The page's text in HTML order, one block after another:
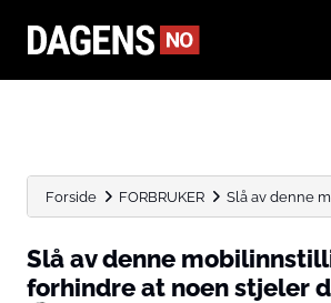
Forside FORBRUKER Slå av denne
Slå av denne
forhindre at noen stjeler